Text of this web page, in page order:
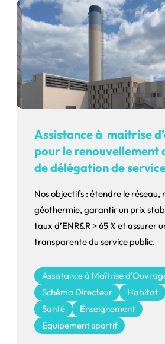
Assistance à maitrise
pour le renouvellement
de délégation de
Nos objectifs : étendre le réseau,
géothermie, garantir un prix
taux d’ENR&R > 65 % et assurer
transparente du service public.
Assistance à Maîtrise
Schéma Directeur
Habitat
Santé
Enseignement
Equipement sportif